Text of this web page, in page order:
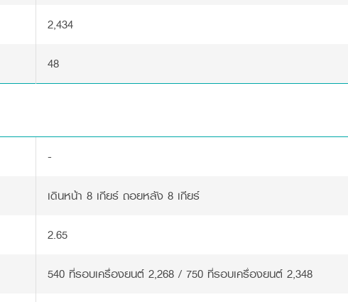
2,434
48
-
เดินหน้า 8 เกียร์ ถอยหลัง 8 เกียร์
2.65
540 ที่รอบเครื่องยนต์ 2,268 / 750 ที่รอบเครื่องยนต์ 2,348